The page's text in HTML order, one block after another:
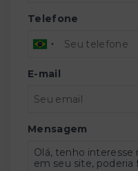
Telefone
E-mail
Mensagem